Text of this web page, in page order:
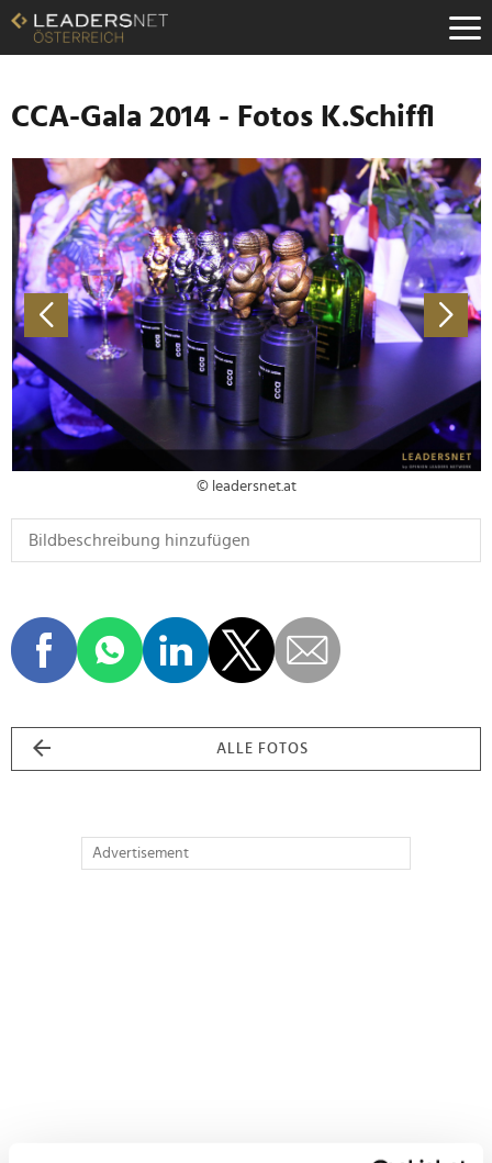
Zum
Inhalt
Zur
Navigation
Zur
Hauptnavigation
CCA-Gala 2014 - Fotos K.Schiffl
© leadersnet.at
ALLE FOTOS
Advertisement